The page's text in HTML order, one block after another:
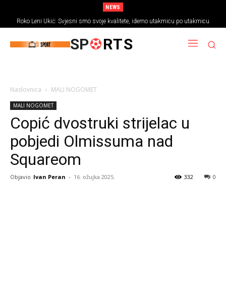
NEWS
Roko Leni Ukić: Svjesni smo svoje kvalitete, idemo utakmicu po utakmicu
SP RTS
Naslovnica MALI NOGOMET
MALI NOGOMET
Copić dvostruki strijelac u
pobjedi Olmissuma nad
Squareom
Objavio Ivan Peran - 16. ožujka 2025. 0
332